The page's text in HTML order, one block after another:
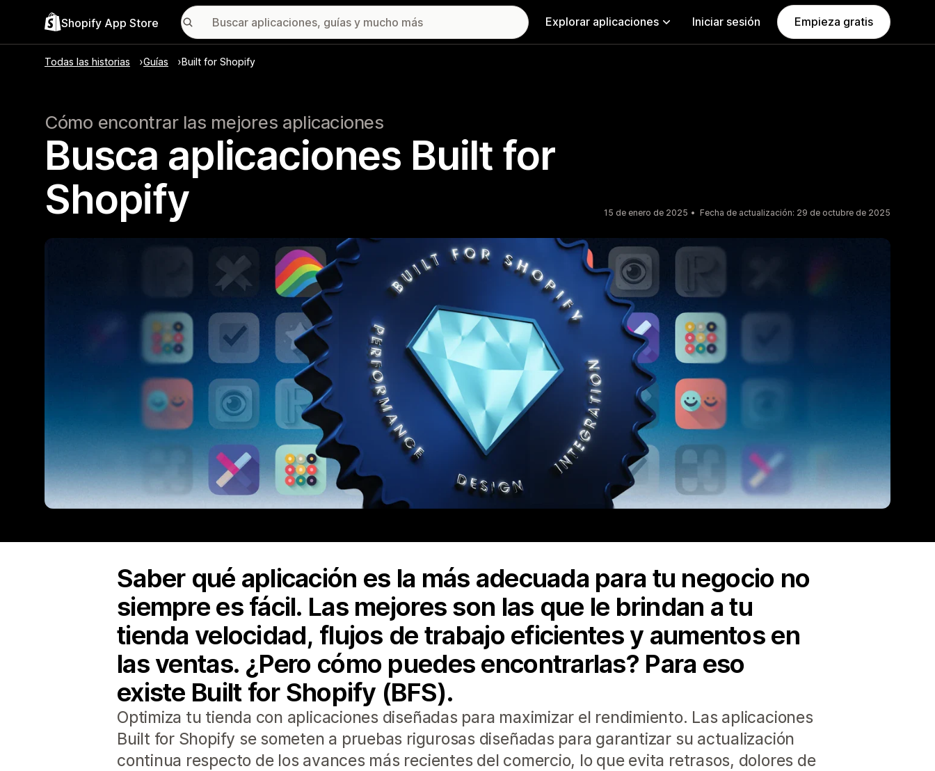
Shopify App Store Explorar aplicaciones Iniciar sesión Empieza gratis
Todas las historias Guías Built for Shopify
Cómo encontrar las mejores aplicaciones
Busca aplicaciones Built for
Shopify
15 de enero de 2025 Fecha de actualización: 29 de octubre de 2025
Saber qué aplicación es la más adecuada para tu negocio no
siempre es fácil. Las mejores son las que le brindan a tu
tienda velocidad, flujos de trabajo eficientes y aumentos en
las ventas. ¿Pero cómo puedes encontrarlas? Para eso
existe Built for Shopify (BFS).
Optimiza tu tienda con aplicaciones diseñadas para maximizar el rendimiento. Las aplicaciones
Built for Shopify se someten a pruebas rigurosas diseñadas para garantizar su actualización
continua respecto de los avances más recientes del comercio, lo que evita retrasos, dolores de